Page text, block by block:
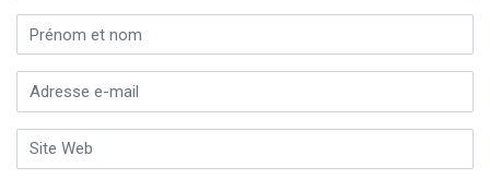
Prénom et nom
Adresse e-mail *
Site Web